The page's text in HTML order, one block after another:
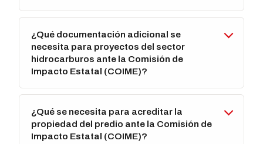
¿Qué documentación adicional se
necesita para proyectos del sector
hidrocarburos ante la Comisión de
Impacto Estatal (COIME)?
¿Qué se necesita para acreditar la
propiedad del predio ante la Comisión de
Impacto Estatal (COIME)?